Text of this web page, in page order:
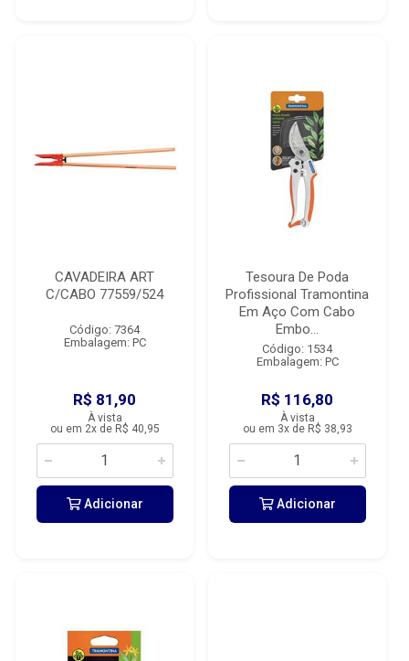
CAVADEIRA ART
C/CABO 77559/524
Código: 7364
Embalagem: PC
R$ 81,90
À vista
ou em 2x de R$ 40,95
Adicionar
Tesoura De Poda
Profissional Tramontina
Em Aço Com Cabo
Embo...
Código: 1534
Embalagem: PC
R$ 116,80
À vista
ou em 3x de R$ 38,93
Adicionar